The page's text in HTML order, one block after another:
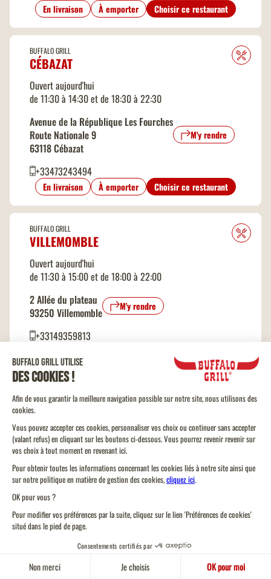
En livraison À emporter Choisir ce restaurant
BUFFALO GRILL
CÉBAZAT
Ouvert aujourd'hui
de 11:30 à 14:30 et de 18:30 à 22:30
Avenue de la République Les Fourches
Route Nationale 9
63118 Cébazat
M'y rendre
+33473243494
En livraison À emporter Choisir ce restaurant
BUFFALO GRILL
VILLEMOMBLE
Ouvert aujourd'hui
de 11:30 à 15:00 et de 18:00 à 22:00
2 Allée du plateau
93250 Villemomble
M'y rendre
+33149359813
THIAIS
Ouvert aujourd'hui
de 11:30 à 15:00 et de 18:00 à 22:00
5 Rue des Alouettes
Senia 246
94320 Thiais
M'y rendre
+33145609372
En livraison
BUFFALO GRILL